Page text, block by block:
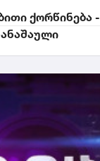
ქორწინება -